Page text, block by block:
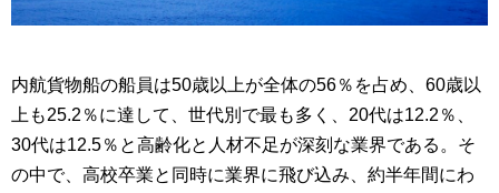
内航貨物船の船員は50歳以上が全体の56％を占め、60歳以
上も25.2％に達して、世代別で最も多く、20代は12.2％、
30代は12.5％と高齢化と人材不足が深刻な業界である。そ
の中で、高校卒業と同時に業界に飛び込み、約半年間にわ